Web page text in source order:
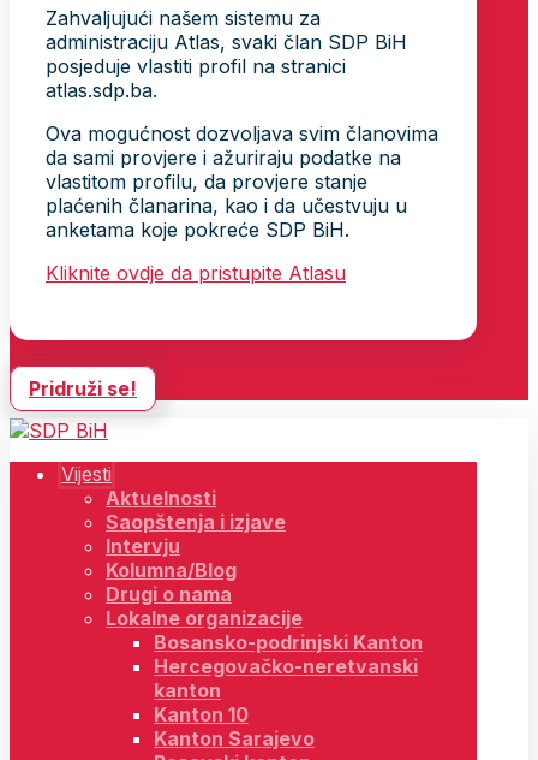
Zahvaljujući našem sistemu za
administraciju Atlas, svaki član SDP BiH
posjeduje vlastiti profil na stranici
atlas.sdp.ba.
Ova mogućnost dozvoljava svim članovima
da sami provjere i ažuriraju podatke na
vlastitom profilu, da provjere stanje
plaćenih članarina, kao i da učestvuju u
anketama koje pokreće SDP BiH.
Kliknite ovdje da pristupite Atlasu
Pridruži se!
Vijesti
Aktuelnosti
Saopštenja i izjave
Intervju
Kolumna/Blog
Drugi o nama
Lokalne organizacije
Bosansko-podrinjski Kanton
Hercegovačko-neretvanski
kanton
Kanton 10
Kanton Sarajevo